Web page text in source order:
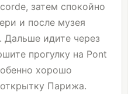
затем спокойно
и после музея
Дальше идите через
прогулку на Pont
хорошо
Парижа.